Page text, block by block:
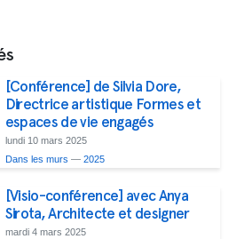
[Conférence] de Silvia Dore,
Directrice artistique Formes et
espaces de vie engagés
lundi 10 mars 2025
Dans les murs — 2025
[Visio-conférence] avec Anya
Sirota, Architecte et designer
mardi 4 mars 2025